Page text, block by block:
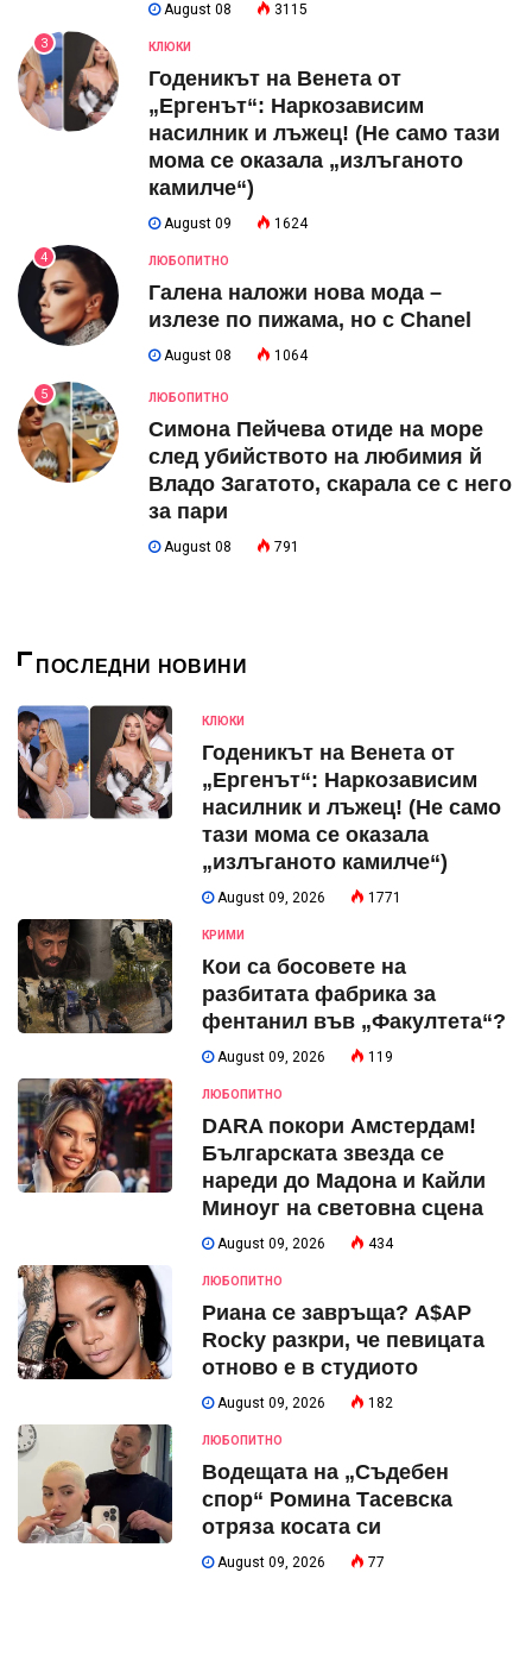
August 08 3115
3 КЛЮКИ
Годеникът на Венета от
„Ергенът“: Наркозависим
насилник и лъжец! (Не само тази
мома се оказала „излъганото
камилче“)
August 09 1624
4 ЛЮБОПИТНО
Галена наложи нова мода –
излезе по пижама, но с Chanel
August 08 1064
5 ЛЮБОПИТНО
Симона Пейчева отиде на море
след убийството на любимия й
Владо Загатото, скарала се с него
за пари
August 08 791
ПОСЛЕДНИ НОВИНИ
КЛЮКИ
Годеникът на Венета от
„Ергенът“: Наркозависим
насилник и лъжец! (Не само
тази мома се оказала
„излъганото камилче“)
August 09, 2026 1771
КРИМИ
Кои са босовете на
разбитата фабрика за
фентанил във „Факултета“?
August 09, 2026 119
ЛЮБОПИТНО
DARA покори Амстердам!
Българската звезда се
нареди до Мадона и Кайли
Миноуг на световна сцена
August 09, 2026 434
ЛЮБОПИТНО
Риана се завръща? A$AP
Rocky разкри, че певицата
отново е в студиото
August 09, 2026 182
ЛЮБОПИТНО
Водещата на „Съдебен
спор“ Ромина Тасевска
отряза косата си
August 09, 2026 77